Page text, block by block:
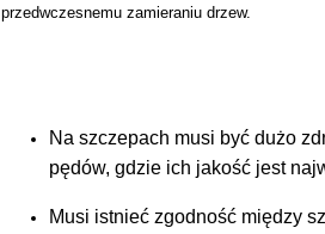
przedwczesnemu zamieraniu drzew.
Na szczepach musi być dużo
pędów, gdzie ich jakość jest
Musi istnieć zgodność między